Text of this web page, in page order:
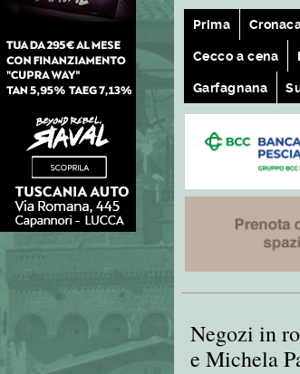
Prima
Cecco a cena
Garfagnana
Negozi in
e Michela